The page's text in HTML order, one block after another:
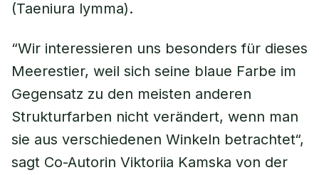
(Taeniura lymma).
“Wir interessieren uns besonders für dieses
Meerestier, weil sich seine blaue Farbe im
Gegensatz zu den meisten anderen
Strukturfarben nicht verändert, wenn man
sie aus verschiedenen Winkeln betrachtet“,
sagt Co-Autorin Viktoriia Kamska von der